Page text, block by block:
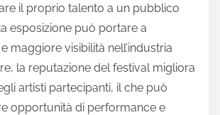
il proprio talento a un pubblico
esposizione può portare a
maggiore visibilità nell’industria
la reputazione del festival migliora
artisti partecipanti, il che può
opportunità di performance e